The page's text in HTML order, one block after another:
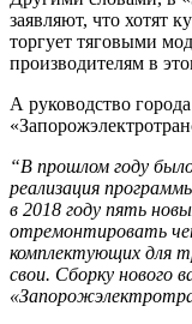
заявляют, что хотят
торгует тяговыми
производителям в
А руководство
“В прошлом году
реализация
в 2018 году пять
отремонтировать
комплектующих для
свои. Сборку нового